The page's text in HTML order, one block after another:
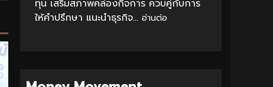
ทุน เสริมสภาพคล่องกิจการ ควบคู่กับการ
ให้คำปรึกษา แนะนำธุรกิจ... อ่านต่อ